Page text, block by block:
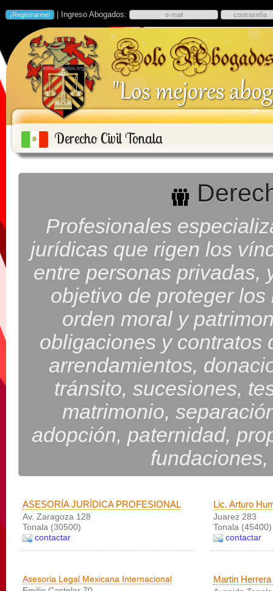
| Ingreso Abogados:
Derecho Civil Tonala
Profesionales
jurídicas que rigen los
entre personas privadas,
objetivo de proteger
orden moral y
obligaciones y contratos
arrendamientos,
tránsito, sucesiones,
matrimonio,
adopción, paternidad,
ASESORÍA JURÍDICA PROFESIONAL
Av. Zaragoza 128
Tonala (30500)
contactar
Lic. Arturo
Juarez 283
Tonala (45400)
contactar
Asesoria Legal Mexicana Internacional
Martin